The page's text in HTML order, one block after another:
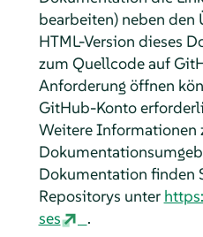
bearbeiten) neben den
HTML-Version dieses
zum Quellcode auf
Anforderung öffnen
GitHub-Konto
Weitere Informationen
Dokumentation finden
Repositorys unter
ses
.